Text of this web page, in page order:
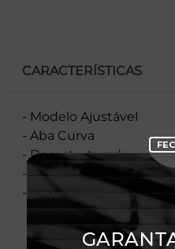
CARACTERÍSTICAS
- Modelo Ajustável
- Aba Curva
- Desestruturado
- Fechamento tipo cinta
- Licença oficial